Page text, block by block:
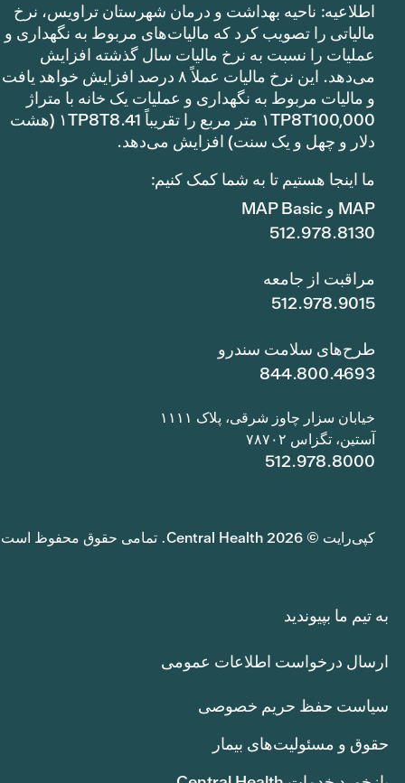
اطلاعیه: ناحیه بهداشت و درمان شهرستان تراویس، نرخ
مالیاتی را تصویب کرد که مالیات‌های مربوط به نگهداری و
عملیات را نسبت به نرخ مالیات سال گذشته افزایش
می‌دهد. این نرخ مالیات عملاً ۸ درصد افزایش خواهد یافت
و مالیات مربوط به نگهداری و عملیات یک خانه با متراژ
۱TP8T100,000 متر مربع را تقریباً ۱TP8T8.41 (هشت
دلار و چهل و یک سنت) افزایش می‌دهد.
ما اینجا هستیم تا به شما کمک کنیم:
MAP و MAP Basic
512.978.8130
مراقبت از جامعه
512.978.9015
طرح‌های سلامت سندرو
844.800.4693
خیابان سزار چاوز شرقی، پلاک ۱۱۱۱
آستین، تگزاس ۷۸۷۰۲
512.978.8000
کپی‌رایت © 2026 Central Health. تمامی حقوق محفوظ است.
به تیم ما بپیوندید
ارسال درخواست اطلاعات عمومی
سیاست حفظ حریم خصوصی
حقوق و مسئولیت‌های بیمار